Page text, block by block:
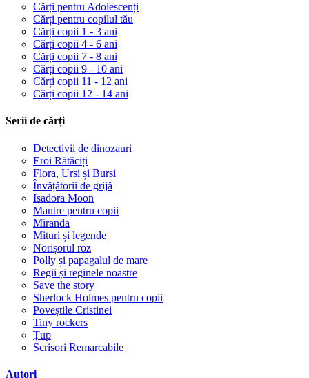
Cărți pentru Adolescenți
Cărți pentru copilul tău
Cărți copii 1 - 3 ani
Cărți copii 4 - 6 ani
Cărți copii 7 - 8 ani
Cărți copii 9 - 10 ani
Cărți copii 11 - 12 ani
Cărți copii 12 - 14 ani
Serii de cărți
Detectivii de dinozauri
Eroi Rătăciți
Flora, Ursi și Bursi
Învățătorii de grijă
Isadora Moon
Mantre pentru copii
Miranda
Mituri și legende
Norișorul roz
Polly și papagalul de mare
Regii și reginele noastre
Save the story
Sherlock Holmes pentru copii
Poveștile Cristinei
Tiny rockers
Țup
Scrisori Remarcabile
Autori